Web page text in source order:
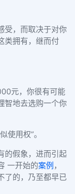
受，而取决于对你
类拥有，继而付
元，你很有可能
智地去选购一个你
使用权”。
的假象，进而引起
一开始的案例 ，
了的，乃至都早已